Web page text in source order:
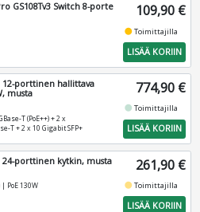
GS108Tv3 Switch 8-porte
109,90 €
fiber_manual_recordToimittajilla
LISÄÄ KORIIN
12-porttinen hallittava
musta
T (PoE++) + 2 x
T + 2 x 10 Gigabit SFP+
774,90 €
fiber_manual_recordToimittajilla
LISÄÄ KORIIN
24-porttinen kytkin, musta
| PoE 130W
261,90 €
fiber_manual_recordToimittajilla
LISÄÄ KORIIN